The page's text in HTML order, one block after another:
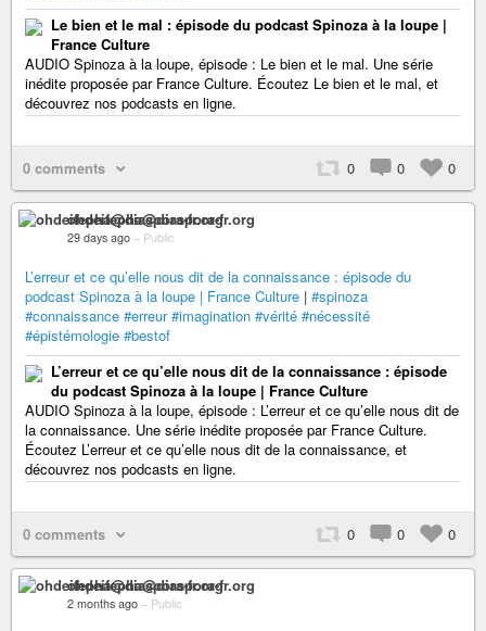
Le bien et le mal : épisode du podcast Spinoza à la loupe |
France Culture
AUDIO Spinoza à la loupe, épisode : Le bien et le mal. Une série
inédite proposée par France Culture. Écoutez Le bien et le mal, et
découvrez nos podcasts en ligne.
0 comments 0 0 0
ohdeifepha@diaspora-fr.org
29 days ago – Public
L’erreur et ce qu’elle nous dit de la connaissance : épisode du
podcast Spinoza à la loupe | France Culture | #spinoza
#connaissance #erreur #imagination #vérité #nécessité
#épistémologie #bestof
L’erreur et ce qu’elle nous dit de la connaissance : épisode
du podcast Spinoza à la loupe | France Culture
AUDIO Spinoza à la loupe, épisode : L’erreur et ce qu’elle nous dit de
la connaissance. Une série inédite proposée par France Culture.
Écoutez L’erreur et ce qu’elle nous dit de la connaissance, et
découvrez nos podcasts en ligne.
0 comments 0 0 0
ohdeifepha@diaspora-fr.org
2 months ago – Public